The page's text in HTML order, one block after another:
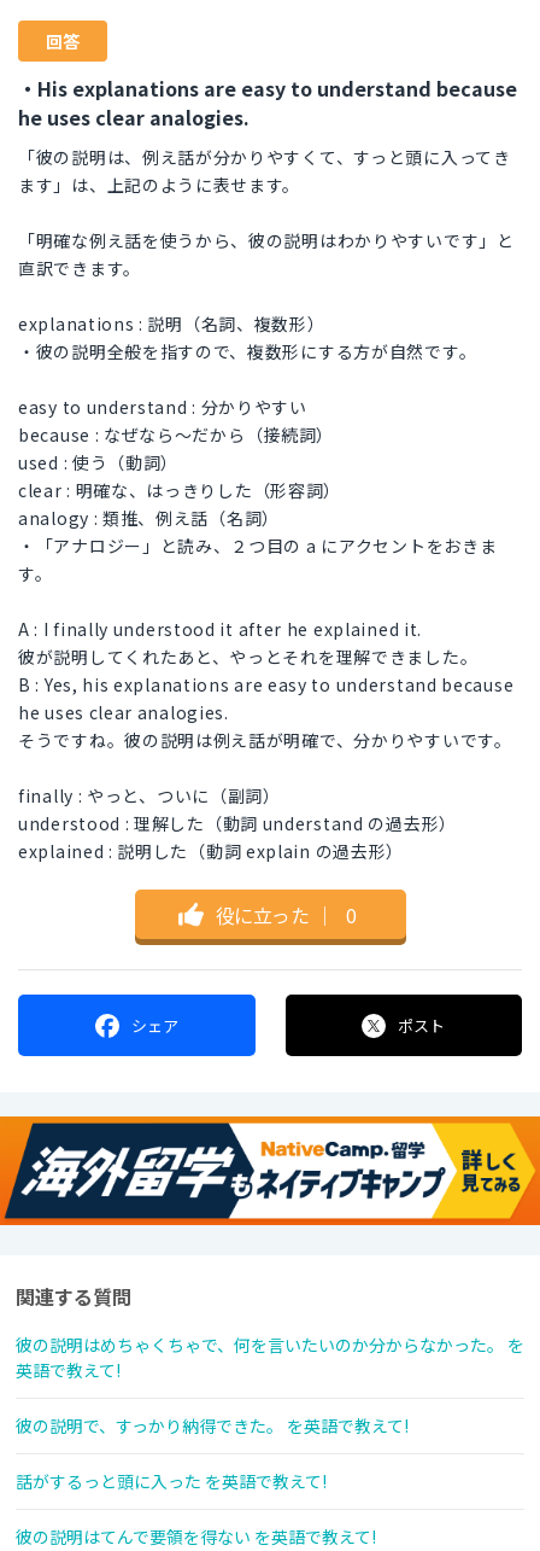
回答
・His explanations are easy to understand because
he uses clear analogies.
「彼の説明は、例え話が分かりやすくて、すっと頭に入ってき
ます」は、上記のように表せます。
「明確な例え話を使うから、彼の説明はわかりやすいです」と
直訳できます。
explanations : 説明（名詞、複数形）
・彼の説明全般を指すので、複数形にする方が自然です。
easy to understand : 分かりやすい
because : なぜなら〜だから（接続詞）
used : 使う（動詞）
clear : 明確な、はっきりした（形容詞）
analogy : 類推、例え話（名詞）
・「アナロジー」と読み、２つ目の a にアクセントをおきま
す。
A : I finally understood it after he explained it.
彼が説明してくれたあと、やっとそれを理解できました。
B : Yes, his explanations are easy to understand because
he uses clear analogies.
そうですね。彼の説明は例え話が明確で、分かりやすいです。
finally : やっと、ついに（副詞）
understood : 理解した（動詞 understand の過去形）
explained : 説明した（動詞 explain の過去形）
役に立った ｜ 0
シェア ポスト
関連する質問
彼の説明はめちゃくちゃで、何を言いたいのか分からなかった。 を
英語で教えて!
彼の説明で、すっかり納得できた。 を英語で教えて!
話がするっと頭に入った を英語で教えて!
彼の説明はてんで要領を得ない を英語で教えて!